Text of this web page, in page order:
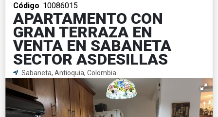
Código. 10086015
APARTAMENTO CON
GRAN TERRAZA EN
VENTA EN SABANETA
SECTOR ASDESILLAS
Sabaneta, Antioquia, Colombia